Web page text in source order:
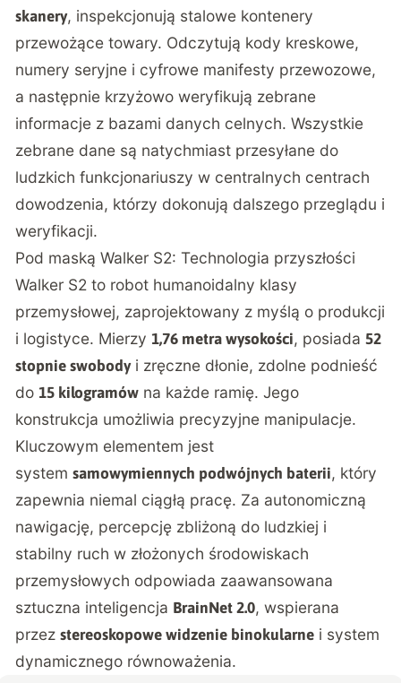
skanery, inspekcjonują stalowe kontenery
przewożące towary. Odczytują kody kreskowe,
numery seryjne i cyfrowe manifesty przewozowe,
a następnie krzyżowo weryfikują zebrane
informacje z bazami danych celnych. Wszystkie
zebrane dane są natychmiast przesyłane do
ludzkich funkcjonariuszy w centralnych centrach
dowodzenia, którzy dokonują dalszego przeglądu i
weryfikacji.
Pod maską Walker S2: Technologia przyszłości
Walker S2 to robot humanoidalny klasy
przemysłowej, zaprojektowany z myślą o produkcji
i logistyce. Mierzy 1,76 metra wysokości, posiada52
stopnie swobodyi zręczne dłonie, zdolne podnieść
do 15 kilogramów na każde ramię. Jego
konstrukcja umożliwia precyzyjne manipulacje.
Kluczowym elementem jest
systemsamowymiennych podwójnych baterii, który
zapewnia niemal ciągłą pracę. Za autonomiczną
nawigację, percepcję zbliżoną do ludzkiej i
stabilny ruch w złożonych środowiskach
przemysłowych odpowiada zaawansowana
sztuczna inteligencja BrainNet 2.0, wspierana
przezstereoskopowe widzenie binokularne i system
dynamicznego równoważenia.